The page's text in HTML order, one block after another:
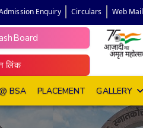
Enquiry Circulars Web Mail
लिंक
BSA PLACEMENT GALLERY